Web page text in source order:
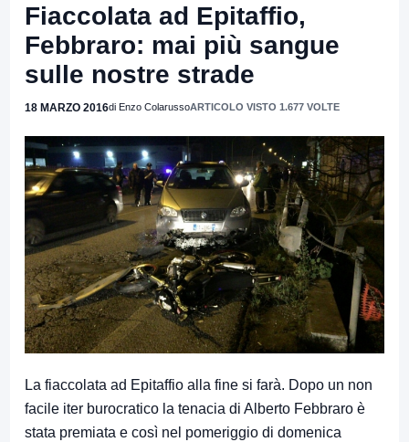
Fiaccolata ad Epitaffio,
Febbraro: mai più sangue
sulle nostre strade
18 MARZO 2016di Enzo ColarussoARTICOLO VISTO 1.677 VOLTE
La fiaccolata ad Epitaffio alla fine si farà. Dopo un non
facile iter burocratico la tenacia di Alberto Febbraro è
stata premiata e così nel pomeriggio di domenica